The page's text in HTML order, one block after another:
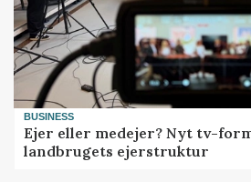
BUSINESS
Ejer eller medejer? Nyt tv-
landbrugets ejerstruktur